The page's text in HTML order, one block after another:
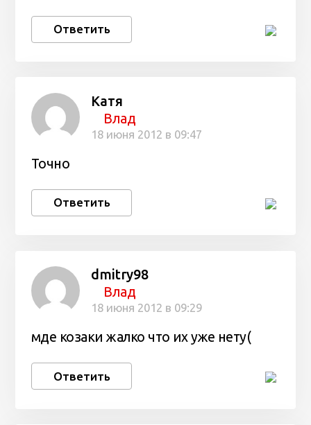
Ответить
Катя
Влад
18 июня 2012 в 09:47
Точно
Ответить
dmitry98
Влад
18 июня 2012 в 09:29
мде козаки жалко что их уже нету(
Ответить